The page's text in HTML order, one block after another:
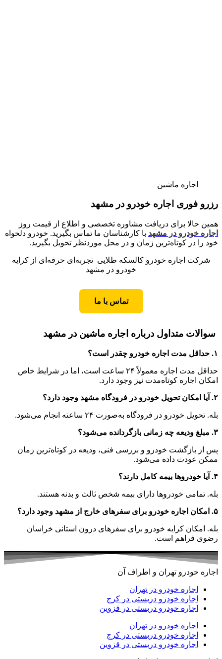
اجاره ماشین
رزرو فوری اجاره خودرو در مشهد
همین حالا برای دریافت مشاوره تخصصی و اطلاع از قیمت روز
اجاره خودرو در مشهد با کارشناسان ما تماس بگیرید. خودرو دلخواه
خود را در کوتاه‌ترین زمان و در محل موردنظر تحویل بگیرید.
شرکت اجاره خودرو کالسکه طلایی تجربه‌ای حرفه‌ای از کرایه
خودرو در مشهد
تماس با ما
سوالات متداول درباره اجاره ماشین در مشهد
۱. حداقل مدت اجاره خودرو چقدر است؟
حداقل مدت اجاره معمولاً ۲۴ ساعت است، اما در شرایط خاص
امکان اجاره کوتاه‌مدت نیز وجود دارد.
۲. آیا امکان تحویل خودرو در فرودگاه مشهد وجود دارد؟
بله. تحویل خودرو در فرودگاه به‌صورت ۲۴ ساعته انجام می‌شود.
۳. مبلغ ودیعه چه زمانی بازگردانده می‌شود؟
پس از بازگشت خودرو و بررسی فنی، ودیعه در کوتاه‌ترین زمان
ممکن عودت داده می‌شود.
۴. آیا خودروها بیمه کامل دارند؟
بله. تمامی خودروها دارای بیمه شخص ثالث و بدنه هستند.
۵. امکان اجاره خودرو برای سفرهای خارج از مشهد وجود دارد؟
بله. امکان کرایه خودرو برای سفرهای درون استانی خراسان
رضوی فراهم است.
اجاره خودرو تهران و اطراف آن
اجاره خودرو در تهران
اجاره خودرو دربستی در کرج
اجاره خودرو دربستی در قزوین
اجاره خودرو در تهران
اجاره خودرو دربستی در کرج
اجاره خودرو دربستی در قزوین